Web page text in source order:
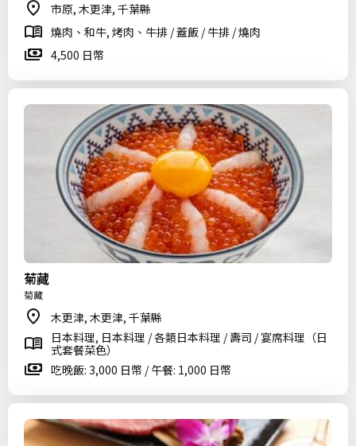
市原, 木更津, 千葉縣
燒肉、和牛, 烤肉、牛排 / 蓋飯 / 牛排 / 燒肉
4,500 日幣
菊藏
菊藏
木更津, 木更津, 千葉縣
日本料理, 日本料理 / 各類日本料理 / 壽司 / 宴席料理（日
式套餐菜色）
吃晚飯: 3,000 日幣 / 午餐: 1,000 日幣